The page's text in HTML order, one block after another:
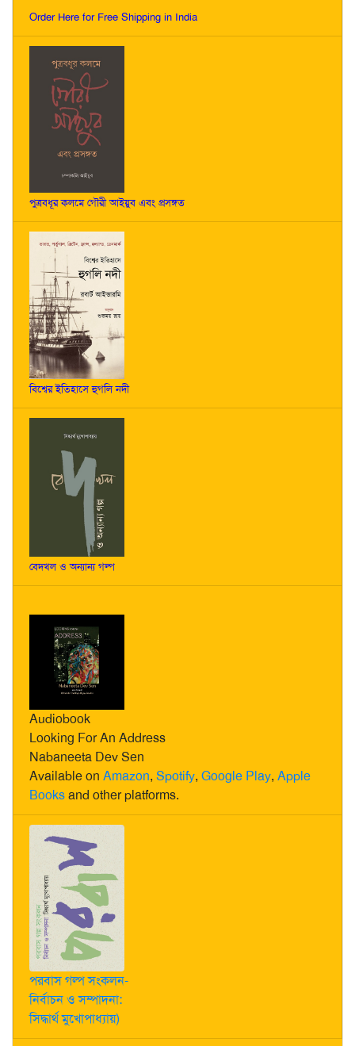
Order Here for Free Shipping in India
পুত্রবধূর কলমে গৌরী আইয়ুব এবং প্রসঙ্গত
বিশ্বের ইতিহাসে হুগলি নদী
বেদখল ও অন্যান্য গল্প
Audiobook
Looking For An Address
Nabaneeta Dev Sen
Available on Amazon, Spotify, Google Play, Apple
Booksand other platforms.
পরবাস গল্প সংকলন-
নির্বাচন ও সম্পাদনা:
সিদ্ধার্থ মুখোপাধ্যায়)